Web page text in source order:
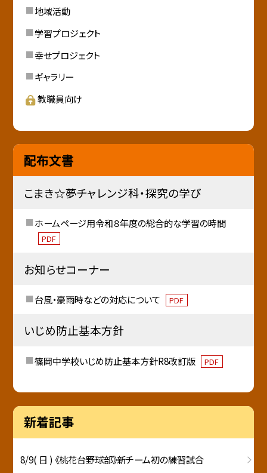
地域活動
学習プロジェクト
幸せプロジェクト
ギャラリー
教職員向け
配布文書
こまき☆夢チャレンジ科・探究の学び
ホームページ用令和８年度の総合的な学習の時間
PDF
お知らせコーナー
台風・豪雨時などの対応について PDF
いじめ防止基本方針
篠岡中学校いじめ防止基本方針R8改訂版 PDF
新着記事
8/9( 日 ) 《桃花台野球部》新チーム初の練習試合